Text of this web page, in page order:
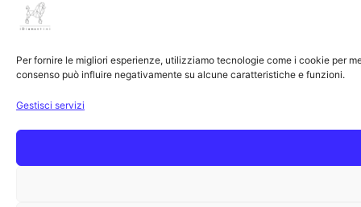
Per fornire le migliori esperienze, utilizziamo tecnologie come i cookie per
consenso può influire negativamente su alcune caratteristiche e funzioni.
Gestisci servizi